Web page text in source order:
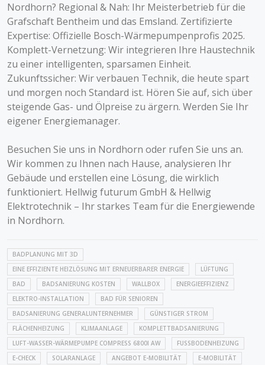
Nordhorn? Regional & Nah: Ihr Meisterbetrieb für die
Grafschaft Bentheim und das Emsland. Zertifizierte
Expertise: Offizielle Bosch-Wärmepumpenprofis 2025.
Komplett-Vernetzung: Wir integrieren Ihre Haustechnik
zu einer intelligenten, sparsamen Einheit.
Zukunftssicher: Wir verbauen Technik, die heute spart
und morgen noch Standard ist. Hören Sie auf, sich über
steigende Gas- und Ölpreise zu ärgern. Werden Sie Ihr
eigener Energiemanager.
Besuchen Sie uns in Nordhorn oder rufen Sie uns an.
Wir kommen zu Ihnen nach Hause, analysieren Ihr
Gebäude und erstellen eine Lösung, die wirklich
funktioniert. Hellwig futurum GmbH & Hellwig
Elektrotechnik – Ihr starkes Team für die Energiewende
in Nordhorn.
BADPLANUNG MIT 3D
EINE EFFIZIENTE HEIZLÖSUNG MIT ERNEUERBARER ENERGIE
LÜFTUNG
BAD
BADSANIERUNG KOSTEN WALLBOX
ENERGIEEFFIZIENZ
ELEKTRO-INSTALLATION
BAD FÜR SENIOREN
BADSANIERUNG GENERALUNTERNEHMER
GÜNSTIGER STROM
FLÄCHENHEIZUNG
KLIMAANLAGE
KOMPLETTBADSANIERUNG
LUFT-WASSER-WÄRMEPUMPE COMPRESS 6800I AW
FUSSBODENHEIZUNG
E-CHECK
SOLARANLAGE ANGEBOT E-MOBILITÄT
E-MOBILITÄT